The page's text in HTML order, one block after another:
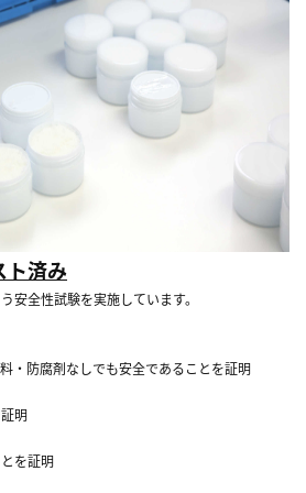
ト済み
安全性試験を実施しています。
・防腐剤なしでも安全であることを証明
明
を証明